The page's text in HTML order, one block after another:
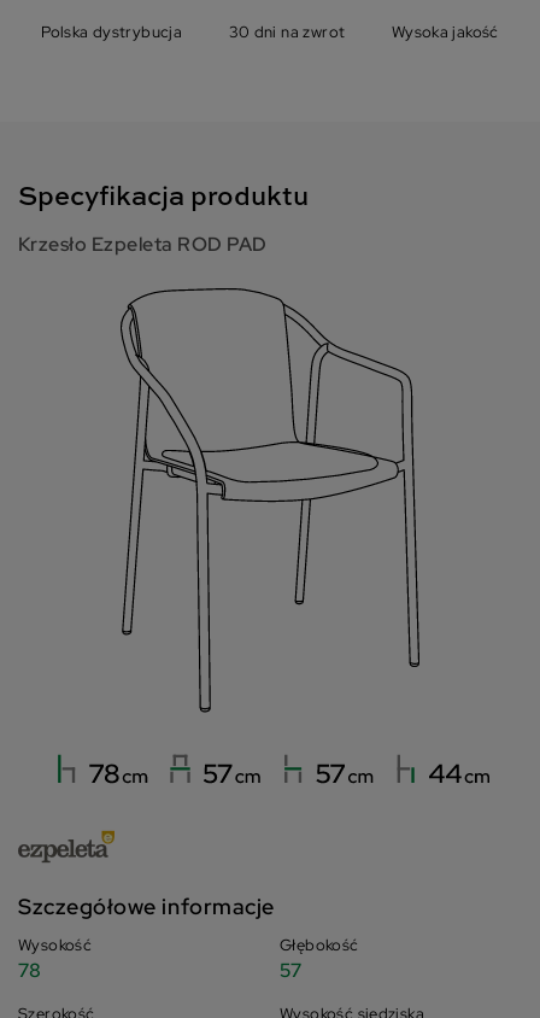
Polska dystrybucja 30 dni na zwrot Wysoka jakość
Specyfikacja produktu
Krzesło Ezpeleta ROD PAD
Szczegółowe informacje
Wysokość
78
Szerokość
Głębokość
57
Wysokość siedziska